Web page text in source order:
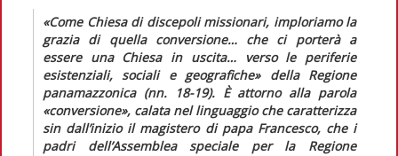
«Come Chiesa di discepoli missionari, imploriamo la
grazia di quella conversione… che ci porterà a
essere una Chiesa in uscita… verso le periferie
esistenziali, sociali e geografiche»della Regione
panamazzonica (nn. 18-19). È attorno alla parola
«conversione», calata nel linguaggio che caratterizza
sin dall’inizio il magistero di papa Francesco, che i
padri dell’Assemblea speciale per la Regione